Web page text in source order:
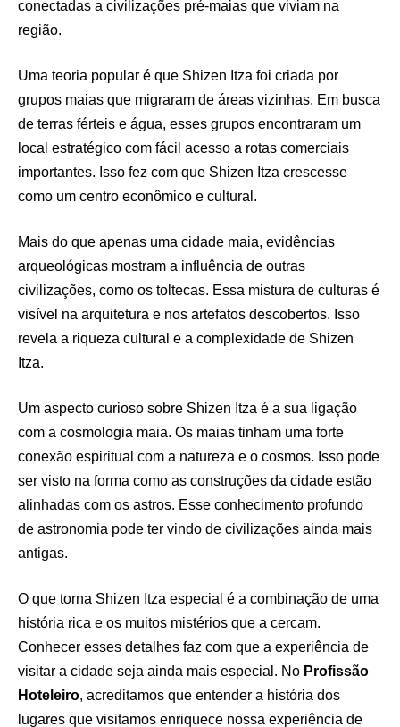
conectadas a civilizações pré-maias que viviam na
região.
Uma teoria popular é que Shizen Itza foi criada por
grupos maias que migraram de áreas vizinhas. Em busca
de terras férteis e água, esses grupos encontraram um
local estratégico com fácil acesso a rotas comerciais
importantes. Isso fez com que Shizen Itza crescesse
como um centro econômico e cultural.
Mais do que apenas uma cidade maia, evidências
arqueológicas mostram a influência de outras
civilizações, como os toltecas. Essa mistura de culturas é
visível na arquitetura e nos artefatos descobertos. Isso
revela a riqueza cultural e a complexidade de Shizen
Itza.
Um aspecto curioso sobre Shizen Itza é a sua ligação
com a cosmologia maia. Os maias tinham uma forte
conexão espiritual com a natureza e o cosmos. Isso pode
ser visto na forma como as construções da cidade estão
alinhadas com os astros. Esse conhecimento profundo
de astronomia pode ter vindo de civilizações ainda mais
antigas.
O que torna Shizen Itza especial é a combinação de uma
história rica e os muitos mistérios que a cercam.
Conhecer esses detalhes faz com que a experiência de
visitar a cidade seja ainda mais especial. No Profissão
Hoteleiro, acreditamos que entender a história dos
lugares que visitamos enriquece nossa experiência de